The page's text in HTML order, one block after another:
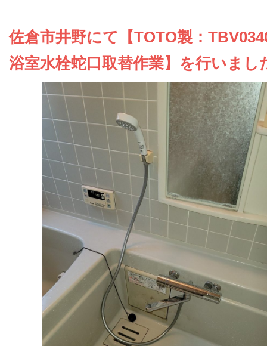
会社概要
佐倉市井野にて【TOTO製：
浴室水栓蛇口取替作業】を行いまし